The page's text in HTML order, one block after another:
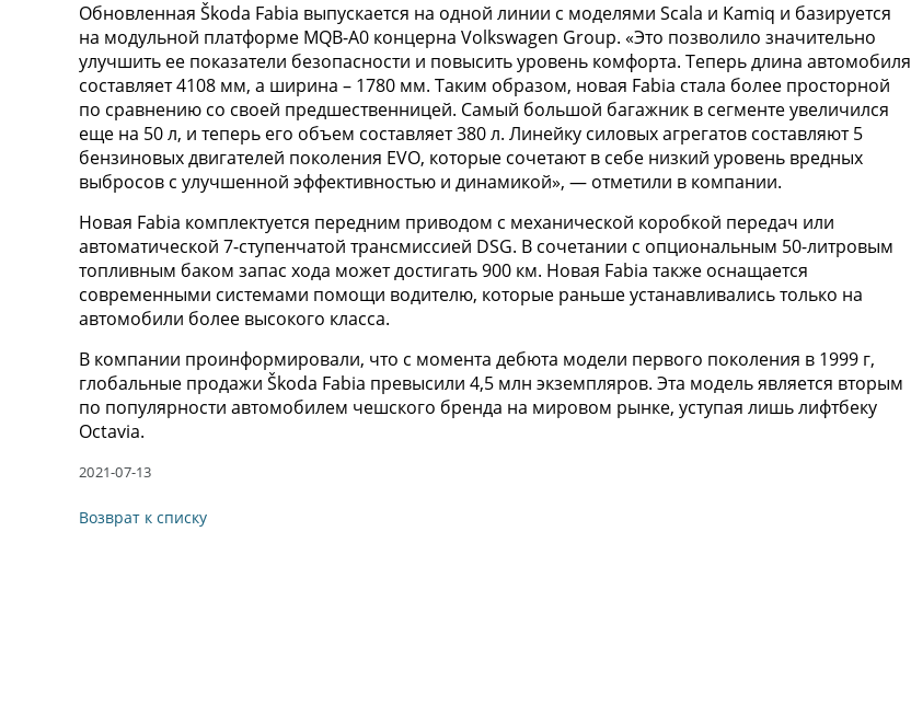
Обновленная Škoda Fabia выпускается на одной линии с моделями Scala и Kamiq и базируется
на модульной платформе MQB-A0 концерна Volkswagen Group. «Это позволило значительно
улучшить ее показатели безопасности и повысить уровень комфорта. Теперь длина автомобиля
составляет 4108 мм, а ширина – 1780 мм. Таким образом, новая Fabia стала более просторной
по сравнению со своей предшественницей. Самый большой багажник в сегменте увеличился
еще на 50 л, и теперь его объем составляет 380 л. Линейку силовых агрегатов составляют 5
бензиновых двигателей поколения EVO, которые сочетают в себе низкий уровень вредных
выбросов с улучшенной эффективностью и динамикой», — отметили в компании.
Новая Fabia комплектуется передним приводом с механической коробкой передач или
автоматической 7-ступенчатой трансмиссией DSG. В сочетании с опциональным 50-литровым
топливным баком запас хода может достигать 900 км. Новая Fabia также оснащается
современными системами помощи водителю, которые раньше устанавливались только на
автомобили более высокого класса.
В компании проинформировали, что с момента дебюта модели первого поколения в 1999 г,
глобальные продажи Škoda Fabia превысили 4,5 млн экземпляров. Эта модель является вторым
по популярности автомобилем чешского бренда на мировом рынке, уступая лишь лифтбеку
Octavia.
2021-07-13
Возврат к списку